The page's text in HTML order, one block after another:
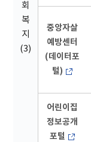
회
복
지
(3)
중앙자살
예방센터
(데이터포
털)
어린이집
정보공개
포털